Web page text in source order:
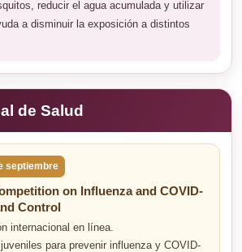
reducir el agua acumulada y utilizar
a disminuir la exposición a distintos
de Salud
septiembre
on Influenza and COVID-
Control
internacional en línea.
para prevenir influenza y COVID-